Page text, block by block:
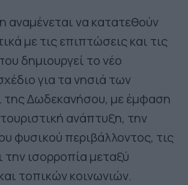
αναμένεται να κατατεθούν
με τις επιπτώσεις και τις
δημιουργεί το νέο
για τα νησιά των
της Δωδεκανήσου, με έμφαση
ανάπτυξη, την
φυσικού περιβάλλοντος, τις
την ισορροπία μεταξύ
τοπικών κοινωνιών.